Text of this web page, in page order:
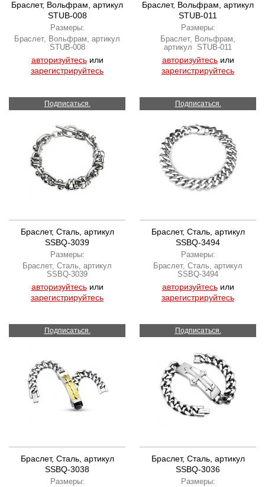
Браслет, Вольфрам, артикул
STUB-008
Размеры:
Браслет, Вольфрам, артикул
STUB-008
авторизуйтесьили
зарегистрируйтесь
Браслет, Вольфрам, артикул
STUB-011
Размеры:
Браслет, Вольфрам,
артикул STUB-011
авторизуйтесьили
зарегистрируйтесь
Подписаться.
Браслет, Сталь, артикул
SSBQ-3039
Размеры:
Браслет, Сталь, артикул
SSBQ-3039
авторизуйтесьили
зарегистрируйтесь
Подписаться.
Браслет, Сталь, артикул
SSBQ-3494
Размеры:
Браслет, Сталь, артикул
SSBQ-3494
авторизуйтесьили
зарегистрируйтесь
Подписаться.
Браслет, Сталь, артикул
SSBQ-3038
Размеры:
Подписаться.
Браслет, Сталь, артикул
SSBQ-3036
Размеры: